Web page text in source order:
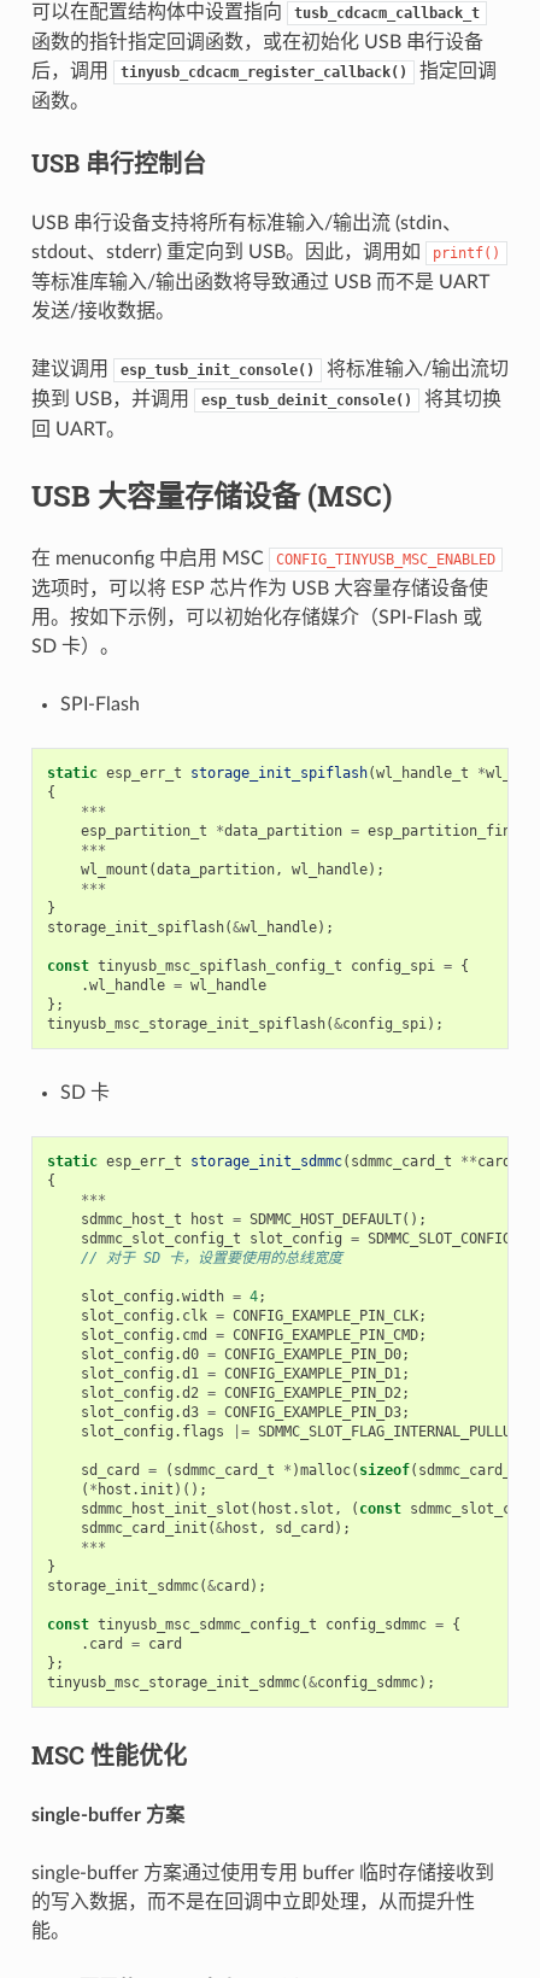
可以在配置结构体中设置指向 tusb_cdcacm_callback_t
函数的指针指定回调函数，或在初始化 USB 串行设备
后，调用
tinyusb_cdcacm_register_callback()
指定回调
函数。
USB 串行控制台
USB 串行设备支持将所有标准输入/输出流 (stdin、
stdout、stderr) 重定向到 USB。因此，调用如
printf()
等标准库输入/输出函数将导致通过 USB 而不是 UART
发送/接收数据。
建议调用 esp_tusb_init_console()
将标准输入/输出流切
换到 USB，并调用
esp_tusb_deinit_console()
将其切换
回 UART。
USB 大容量存储设备 (MSC)
在 menuconfig 中启用 MSC CONFIG_TINYUSB_MSC_ENABLED
选项时，可以将 ESP 芯片作为 USB 大容量存储设备使
用。按如下示例，可以初始化存储媒介（SPI-Flash 或
SD 卡）。
SPI-Flash
static esp_err_t storage_init_spiflash(wl_handle_t *
{
***
esp_partition_t
*data_partition =
***
wl_mount (data_partition, wl_handle);
***
}
storage_init_spiflash(&wl_handle);
const tinyusb_msc_spiflash_config_t config_spi = {
.wl_handle = wl_handle
};
tinyusb_msc_storage_init_spiflash(&config_spi);
SD 卡
static esp_err_t storage_init_sdmmc( sdmmc_card_t **card
{
***
sdmmc_host_t
host = SDMMC_HOST_DEFAULT();
sdmmc_slot_config_t
slot_config =
// 对于 SD 卡，设置要使用的总线宽度
slot_config .width = 4;
slot_config . clk = CONFIG_EXAMPLE_PIN_CLK;
slot_config . cmd = CONFIG_EXAMPLE_PIN_CMD;
slot_config .d0 = CONFIG_EXAMPLE_PIN_D0;
slot_config .d1 = CONFIG_EXAMPLE_PIN_D1;
slot_config .d2 = CONFIG_EXAMPLE_PIN_D2;
slot_config .d3 = CONFIG_EXAMPLE_PIN_D3;
slot_config . flags |= SDMMC_SLOT_FLAG_INTERNAL_PULLUP
sd_card = ( sdmmc_card_t * )malloc( sizeof( sdmmc_card_t
( * host . init )();
sdmmc_host_init_slot ( host . slot , ( const
sdmmc_card_init (&host , sd_card );
***
}
storage_init_sdmmc(&card );
const tinyusb_msc_sdmmc_config_t config_sdmmc = {
. card = card
};
tinyusb_msc_storage_init_sdmmc(&config_sdmmc);
MSC 性能优化
single-buffer 方案
single-buffer 方案通过使用专用 buffer 临时存储接收到
的写入数据，而不是在回调中立即处理，从而提升性
能。